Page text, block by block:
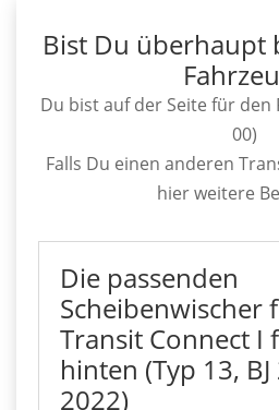
Bist Du überhaupt
Du bist auf der Seite für den
00)
Falls Du einen anderen
hier weitere
Die passenden
Scheibenwischer
Transit Connect I
hinten (Typ 13,
2022)